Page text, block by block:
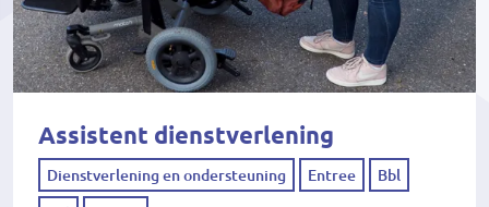
Assistent dienstverlening
Dienstverlening en ondersteuning Entree Bbl